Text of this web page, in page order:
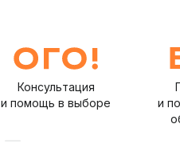
Консультация
и помощь в выборе
и